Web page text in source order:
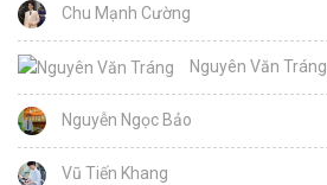
Chu Mạnh Cường
Nguyên Văn Tráng
Nguyễn Ngọc Bảo
Vũ Tiến Khang